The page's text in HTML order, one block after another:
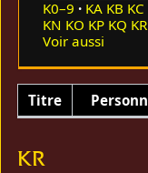
K0–9 KA KB KC
KN KO KP KQ KR
Voir aussi
Titre
KR